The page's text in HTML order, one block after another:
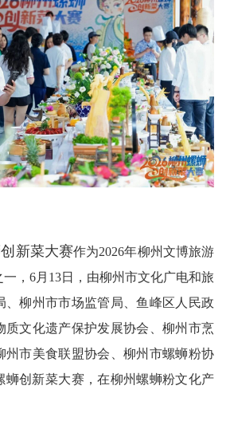
新菜大赛作为2026年柳州文博旅游
，6月13日，由柳州市文化广电和旅
、柳州市市场监管局、鱼峰区人民政
质文化遗产保护发展协会、柳州市烹
州市美食联盟协会、柳州市螺蛳粉协
蛳创新菜大赛，在柳州螺蛳粉文化产